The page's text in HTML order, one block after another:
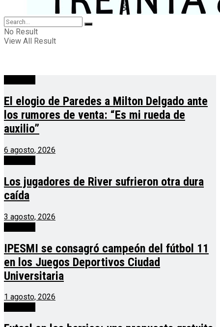
No Result
View All Result
El elogio de Paredes a Milton Delgado ante
los rumores de venta: “Es mi rueda de
auxilio”
6 agosto, 2026
Los jugadores de River sufrieron otra dura
caída
3 agosto, 2026
IPESMI se consagró campeón del fútbol 11
en los Juegos Deportivos Ciudad
Universitaria
1 agosto, 2026